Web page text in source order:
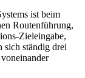
ist beim
Routenführung,
Zieleingabe,
sich ständig drei